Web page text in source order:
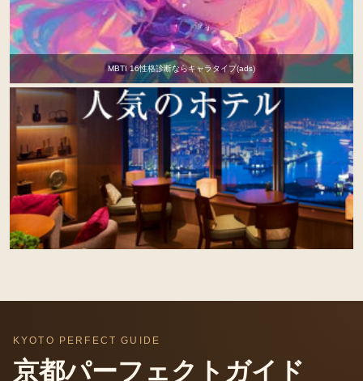
MBTI 16性格診断ならキャラタイプ(ads)
KYOTO PERFECT GUIDE
京都パーフェクトガイド